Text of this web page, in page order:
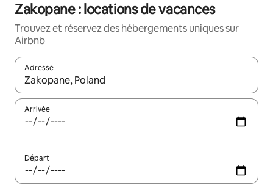
Zakopane : locations de vacances
Trouvez et réservez des hébergements uniques sur
Airbnb
Adresse
Lorsque les résultats s'affichent, utilisez les flèches vers le
Arrivée
Départ